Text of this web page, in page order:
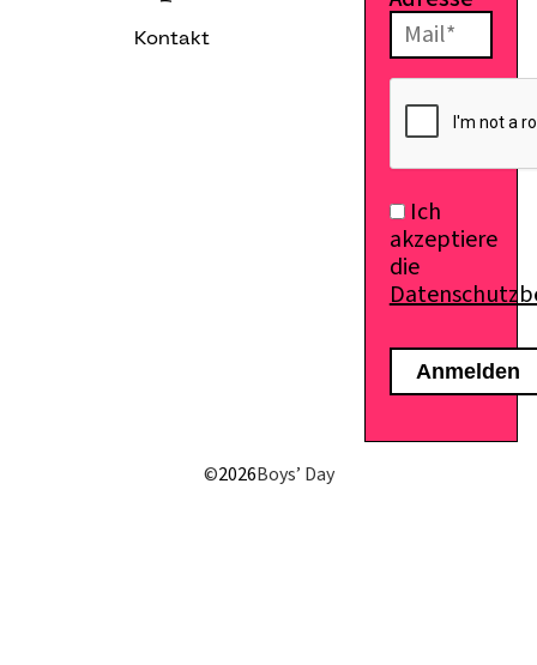
Kontakt
Ich
akzeptiere
die
©2026Boys’ Day